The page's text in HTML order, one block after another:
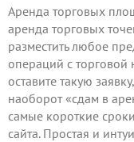
Аренда торговых
аренда торговых
разместить любое
операций с
оставите такую
наоборот «сдам в
самые короткие
сайта. Простая и